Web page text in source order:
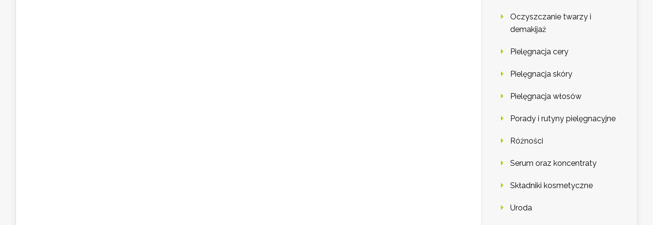
Oczyszczanie twarzy i
demakijaż
Pielęgnacja cery
Pielęgnacja skóry
Pielęgnacja włosów
Porady i rutyny pielęgnacyjne
Różności
Serum oraz koncentraty
Składniki kosmetyczne
Uroda